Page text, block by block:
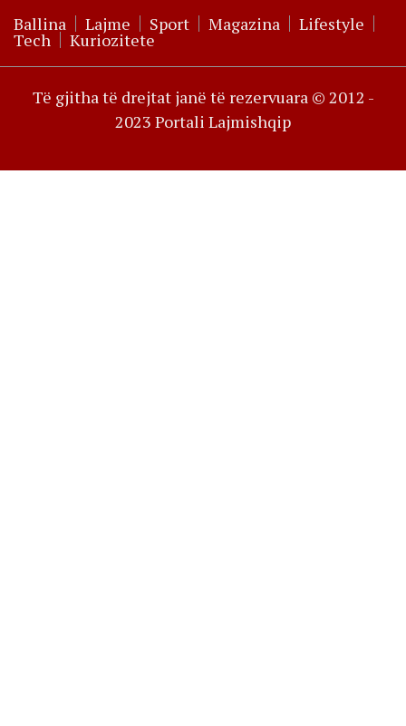
Ballina Lajme Sport Magazina Lifestyle
Tech Kuriozitete
Të gjitha të drejtat janë të rezervuara © 2012 -
2023 Portali Lajmishqip